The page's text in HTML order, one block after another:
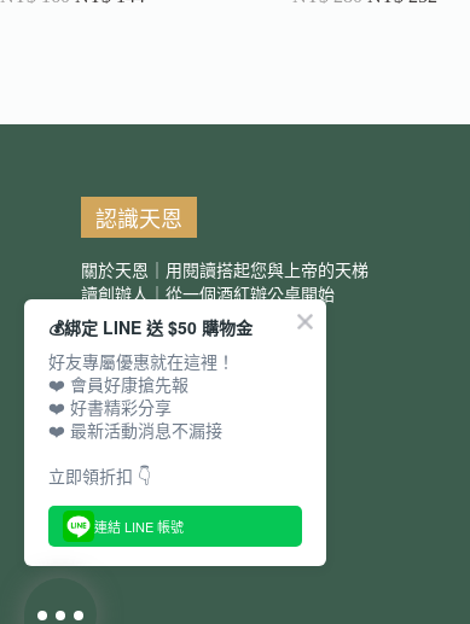
認識天恩
關於天恩｜用閱讀搭起您與上帝的天梯
讀創辦人｜從一個酒紅辦公桌開始
服務項目｜團購優惠
💰綁定 LINE 送 $50 購物金
好友專屬優惠就在這裡！
❤️ 會員好康搶先報
❤️ 好書精彩分享
❤️ 最新活動消息不漏接
立即領折扣 👇
連結 LINE 帳號